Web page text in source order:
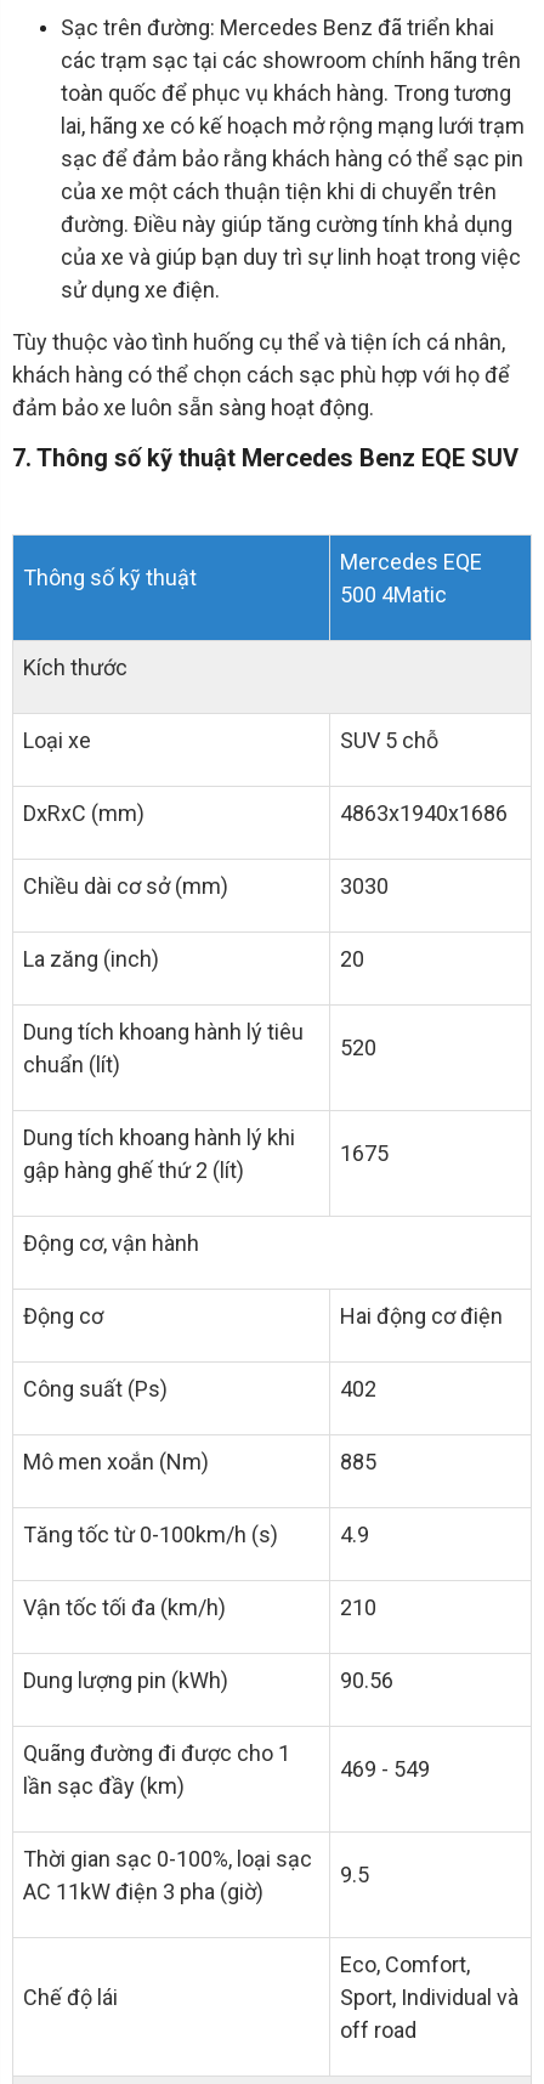
Sạc trên đường: Mercedes Benz đã triển khai
các trạm sạc tại các showroom chính hãng trên
toàn quốc để phục vụ khách hàng. Trong tương
lai, hãng xe có kế hoạch mở rộng mạng lưới trạm
sạc để đảm bảo rằng khách hàng có thể sạc pin
của xe một cách thuận tiện khi di chuyển trên
đường. Điều này giúp tăng cường tính khả dụng
của xe và giúp bạn duy trì sự linh hoạt trong việc
sử dụng xe điện.
Tùy thuộc vào tình huống cụ thể và tiện ích cá nhân,
khách hàng có thể chọn cách sạc phù hợp với họ để
đảm bảo xe luôn sẵn sàng hoạt động.
7. Thông số kỹ thuật Mercedes Benz EQE SUV
Thông số kỹ thuật
Mercedes EQE
500 4Matic
Kích thước
Loại xe SUV 5 chỗ
DxRxC (mm) 4863x1940x1686
Chiều dài cơ sở (mm) 3030
La zăng (inch) 20
Dung tích khoang hành lý tiêu
chuẩn (lít)
520
Dung tích khoang hành lý khi
gập hàng ghế thứ 2 (lít)
1675
Động cơ, vận hành
Động cơ Hai động cơ điện
Công suất (Ps) 402
Mô men xoắn (Nm) 885
Tăng tốc từ 0-100km/h (s) 4.9
Vận tốc tối đa (km/h) 210
Dung lượng pin (kWh) 90.56
Quãng đường đi được cho 1
lần sạc đầy (km)
469 - 549
Thời gian sạc 0-100%, loại sạc
AC 11kW điện 3 pha (giờ)
9.5
Chế độ lái
Eco, Comfort,
Sport, Individual và
off road